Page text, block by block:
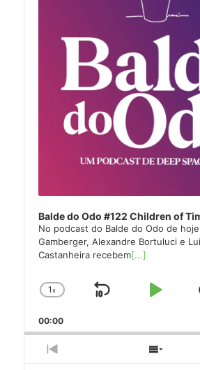
Balde do Odo #122 Children of
No podcast do Balde do Odo de
Gamberger, Alexandre Bortuluci e
Castanheira recebem[...]
Change
Rate
1x
Skip
Play
00:00
Previous
Show